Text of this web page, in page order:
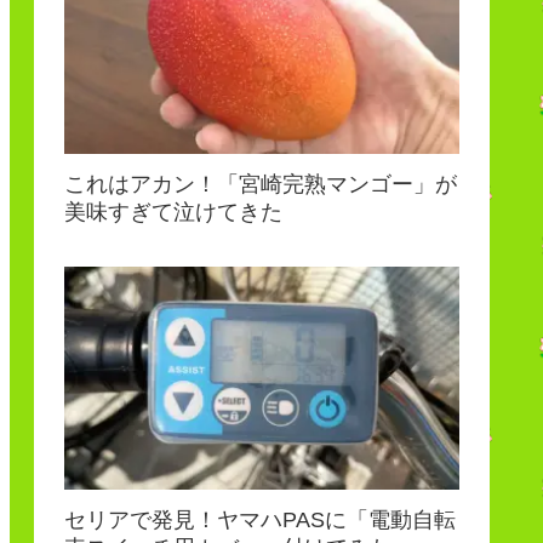
これはアカン！「宮崎完熟マンゴー」が
美味すぎて泣けてきた
セリアで発見！ヤマハPASに「電動自転